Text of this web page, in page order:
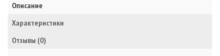
Описание
Характеристики
Отзывы (0)